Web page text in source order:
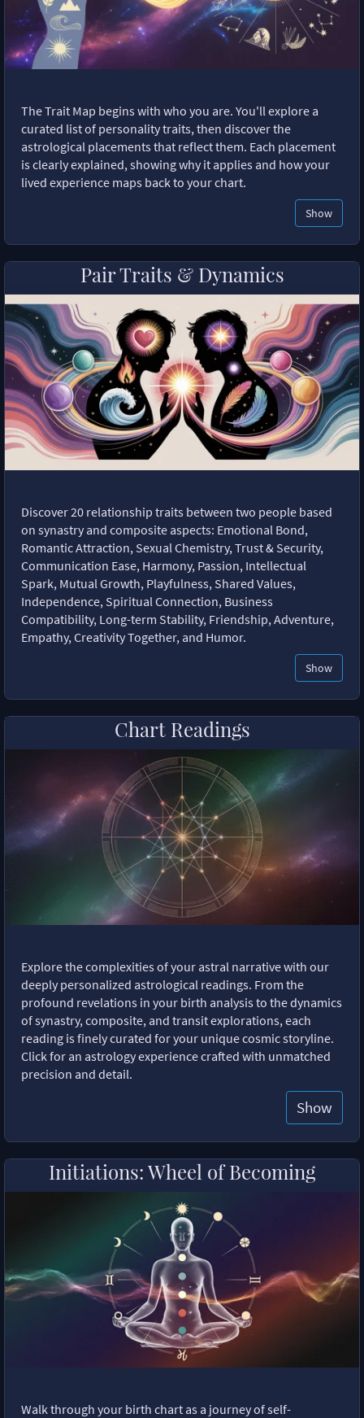
The Trait Map begins with who you are. You'll explore a
curated list of personality traits, then discover the
astrological placements that reflect them. Each placement
is clearly explained, showing why it applies and how your
lived experience maps back to your chart.
Show
Pair Traits & Dynamics
Discover 20 relationship traits between two people based
on synastry and composite aspects: Emotional Bond,
Romantic Attraction, Sexual Chemistry, Trust & Security,
Communication Ease, Harmony, Passion, Intellectual
Spark, Mutual Growth, Playfulness, Shared Values,
Independence, Spiritual Connection, Business
Compatibility, Long-term Stability, Friendship, Adventure,
Empathy, Creativity Together, and Humor.
Show
Chart Readings
Explore the complexities of your astral narrative with our
deeply personalized astrological readings. From the
profound revelations in your birth analysis to the dynamics
of synastry, composite, and transit explorations, each
reading is finely curated for your unique cosmic storyline.
Click for an astrology experience crafted with unmatched
precision and detail.
Show
Initiations: Wheel of Becoming
Walk through your birth chart as a journey of self-